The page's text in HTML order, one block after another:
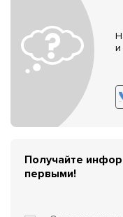
и
Получайте
первыми!